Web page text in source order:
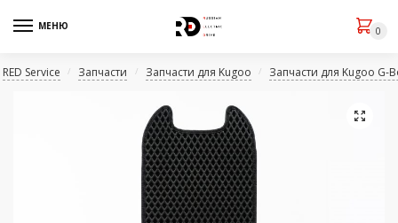
МЕНЮ 0
RED Service / Запчасти / Запчасти для Kugoo / Запчасти для Kugoo G-
🔍